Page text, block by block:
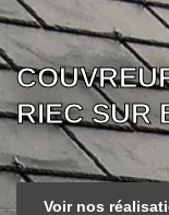
RIEC SUR
Voir nos